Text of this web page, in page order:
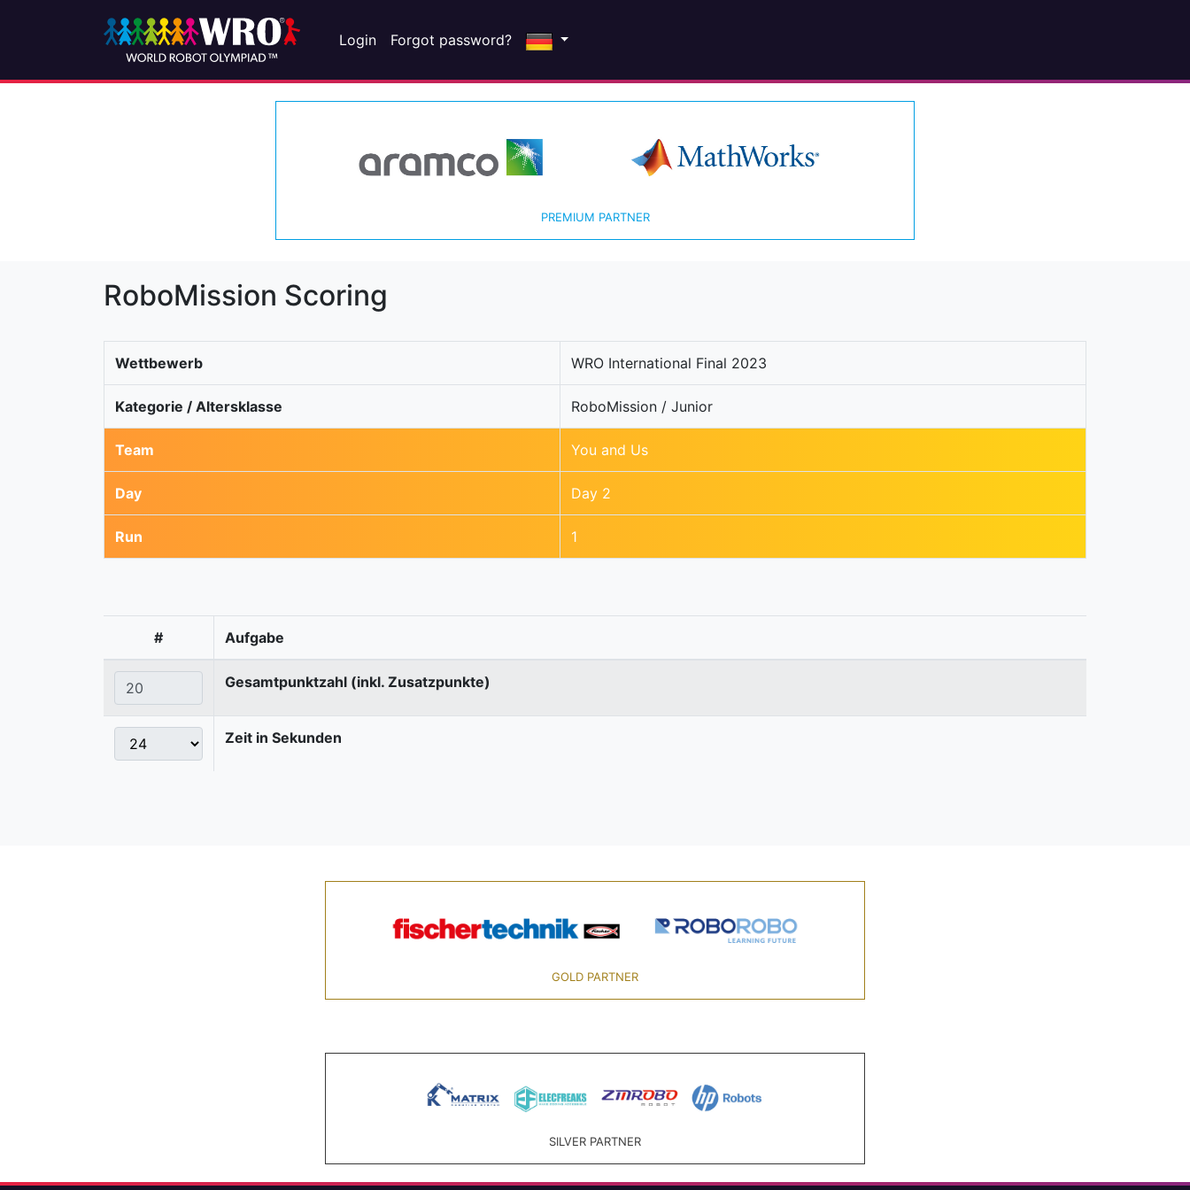
Login Forgot password?
PREMIUM PARTNER
RoboMission Scoring
Wettbewerb WRO International Final 2023
Kategorie / Altersklasse RoboMission / Junior
Team You and Us
Day Day 2
Run 1
# Aufgabe
Gesamtpunktzahl (inkl. Zusatzpunkte)
Zeit in Sekunden
GOLD PARTNER
SILVER PARTNER